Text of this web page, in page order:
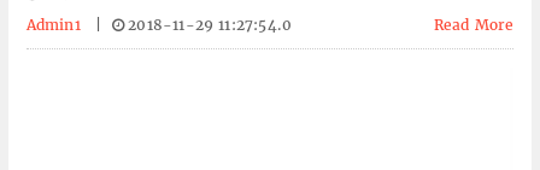
Admin1
2018-11-29 11:27:54.0 Read More